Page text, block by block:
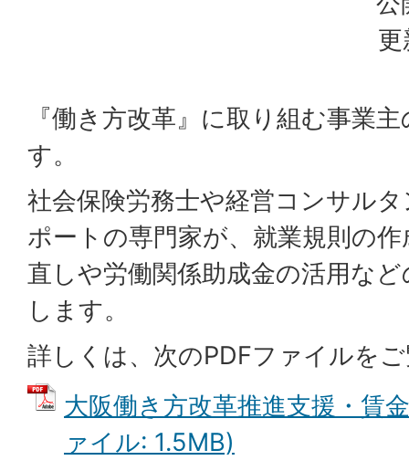
『働き方改革』に取り組む事業
す。
社会保険労務士や経営コンサル
ポートの専門家が、就業規則の
直しや労働関係助成金の活用な
します。
詳しくは、次のPDFファイルを
大阪働き方改革推進支援・賃
ァイル: 1.5MB)